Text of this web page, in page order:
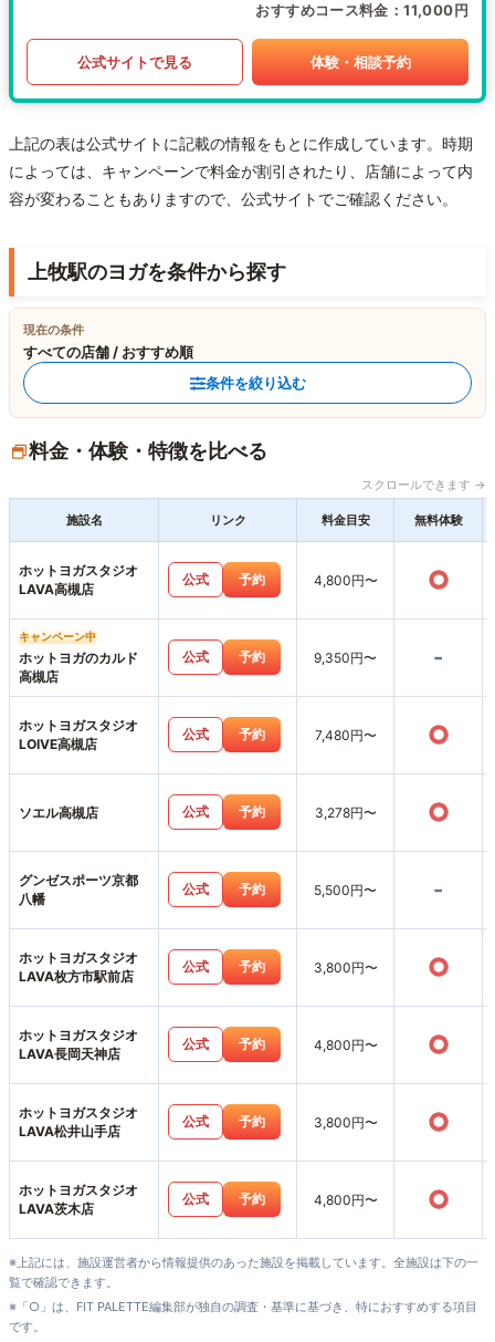
おすすめコース料金 11,000円
公式サイトで見る 体験・相談予約
上記の表は公式サイトに記載の情報をもとに作成しています。時期
によっては、キャンペーンで料金が割引されたり、店舗によって内
容が変わることもありますので、公式サイトでご確認ください。
上牧駅のヨガを条件から探す
現在の条件
すべての店舗 / おすすめ順
条件を絞り込む
料金・体験・特徴を比べる
スクロールできます →
施設名 リンク 料金目安 無料体験
ホットヨガスタジオ
LAVA高槻店
公式 予約 4,800円〜 ○
キャンペーン中
ホットヨガのカルド
高槻店
公式 予約 9,350円〜 -
ホットヨガスタジオ
LOIVE高槻店
公式 予約 7,480円〜 ○
ソエル高槻店 公式 予約 3,278円〜 ○
グンゼスポーツ京都
八幡
公式 予約 5,500円〜 -
ホットヨガスタジオ
LAVA枚方市駅前店
公式 予約 3,800円〜 ○
ホットヨガスタジオ
LAVA長岡天神店
公式 予約 4,800円〜 ○
ホットヨガスタジオ
LAVA松井山手店
公式 予約 3,800円〜 ○
ホットヨガスタジオ
LAVA茨木店
公式 予約 4,800円〜 ○
※上記には、施設運営者から情報提供のあった施設を掲載しています。全施設は下の一
覧で確認できます。
※「○」は、FIT PALETTE編集部が独自の調査・基準に基づき、特におすすめする項目
です。